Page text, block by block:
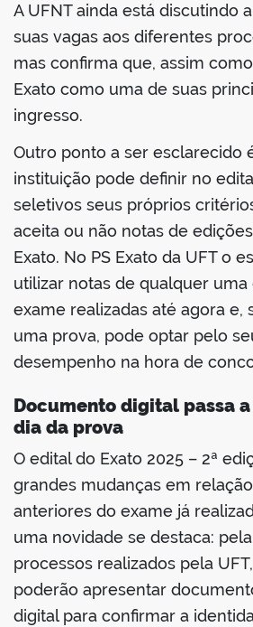
A UFNT ainda está discutindo
suas vagas aos diferentes
mas confirma que, assim
Exato como uma de suas
ingresso.
Outro ponto a ser esclarecido
instituição pode definir no
seletivos seus próprios
aceita ou não notas de
Exato. No PS Exato da UFT o
utilizar notas de qualquer uma
exame realizadas até agora e,
uma prova, pode optar pelo
desempenho na hora de
Documento digital passa
dia da prova
O edital do Exato 2025 – 2ª
grandes mudanças em
anteriores do exame já
uma novidade se destaca:
processos realizados pela
poderão apresentar
digital para confirmar a